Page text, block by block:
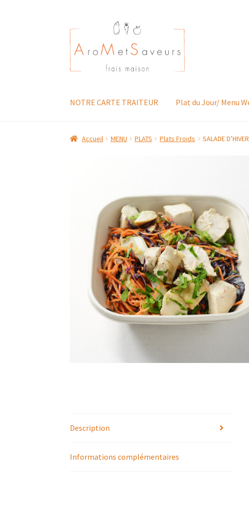
Aller
à
la
navigation
Aller
au
contenu
NOTRE CARTE TRAITEUR Plat du Jour/ Menu
Accueil MENU PLATS Plats Froids SALADE
Description
Informations complémentaires